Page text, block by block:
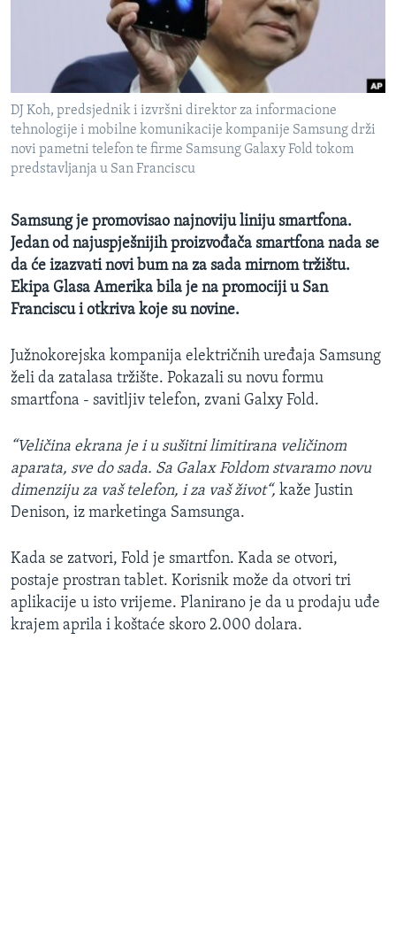
O GLASU AMERIKE
Learning English
PRATITE NAS
Jezici
DJ Koh, predsjednik i izvršni direktor za informacione
tehnologije i mobilne komunikacije kompanije Samsung drži
novi pametni telefon te firme Samsung Galaxy Fold tokom
predstavljanja u San Franciscu
Samsung je promovisao najnoviju liniju smartfona.
Jedan od najuspješnijih proizvođača smartfona nada se
da će izazvati novi bum na za sada mirnom tržištu.
Ekipa Glasa Amerika bila je na promociji u San
Franciscu i otkriva koje su novine.
Južnokorejska kompanija električnih uređaja Samsung
želi da zatalasa tržište. Pokazali su novu formu
smartfona - savitljiv telefon, zvani Galxy Fold.
“Veličina ekrana je i u sušitni limitirana veličinom
aparata, sve do sada. Sa Galax Foldom stvaramo novu
dimenziju za vaš telefon, i za vaš život“, kaže Justin
Denison, iz marketinga Samsunga.
Kada se zatvori, Fold je smartfon. Kada se otvori,
postaje prostran tablet. Korisnik može da otvori tri
aplikacije u isto vrijeme. Planirano je da u prodaju uđe
krajem aprila i koštaće skoro 2.000 dolara.